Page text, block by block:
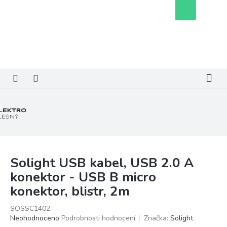
košík
Solight USB kabel, USB 2.0 A
konektor - USB B micro
konektor, blistr, 2m
SOSSC1402
Průměrné
Neohodnoceno Podrobnosti hodnocení Značka: Solight